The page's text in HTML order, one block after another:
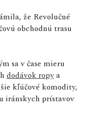
že Revolučné
obchodnú trasu
sa v čase mieru
dodávok ropya
kľúčové komodity,
iránskych prístavov